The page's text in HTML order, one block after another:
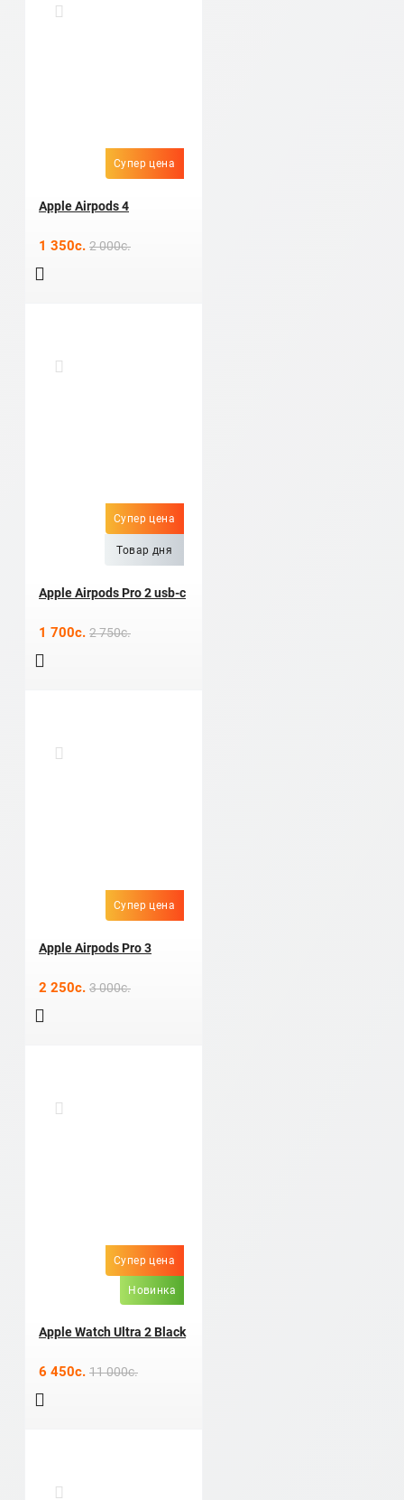
Супер цена
Apple Airpods 4
1 350c. 2 000c.
Супер цена
Товар дня
Apple Airpods Pro 2 usb-c
1 700c. 2 750c.
Супер цена
Apple Airpods Pro 3
2 250c. 3 000c.
Супер цена
Новинка
Apple Watch Ultra 2 Black
6 450c. 11 000c.